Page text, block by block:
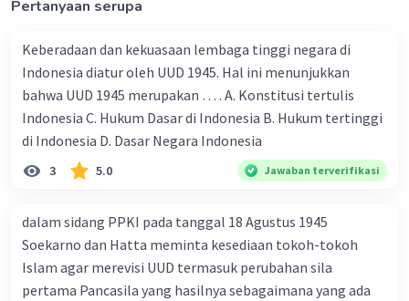
Pertanyaan serupa
Keberadaan dan kekuasaan lembaga tinggi negara di
Indonesia diatur oleh UUD 1945. Hal ini menunjukkan
bahwa UUD 1945 merupakan … . A. Konstitusi tertulis
Indonesia C. Hukum Dasar di Indonesia B. Hukum tertinggi
di Indonesia D. Dasar Negara Indonesia
3 5.0 Jawaban terverifikasi
dalam sidang PPKI pada tanggal 18 Agustus 1945
Soekarno dan Hatta meminta kesediaan tokoh-tokoh
Islam agar merevisi UUD termasuk perubahan sila
pertama Pancasila yang hasilnya sebagaimana yang ada